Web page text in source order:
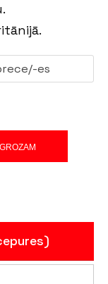
es